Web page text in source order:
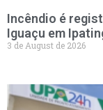
Incêndio é
Iguaçu em
3 de August de 2026